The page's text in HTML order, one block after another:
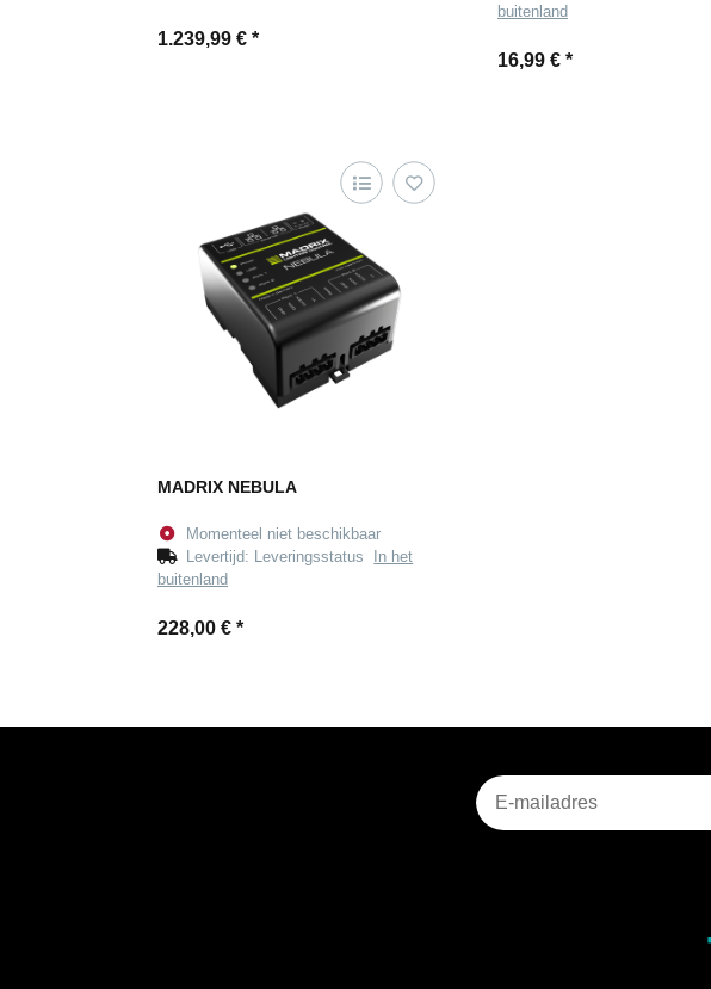
1.239,99 € *
buitenland
16,99 € *
MADRIX NEBULA
Momenteel niet beschikbaar
Levertijd: Leveringsstatus In het
buitenland
228,00 € *
Nieuwsbriefinschrijving